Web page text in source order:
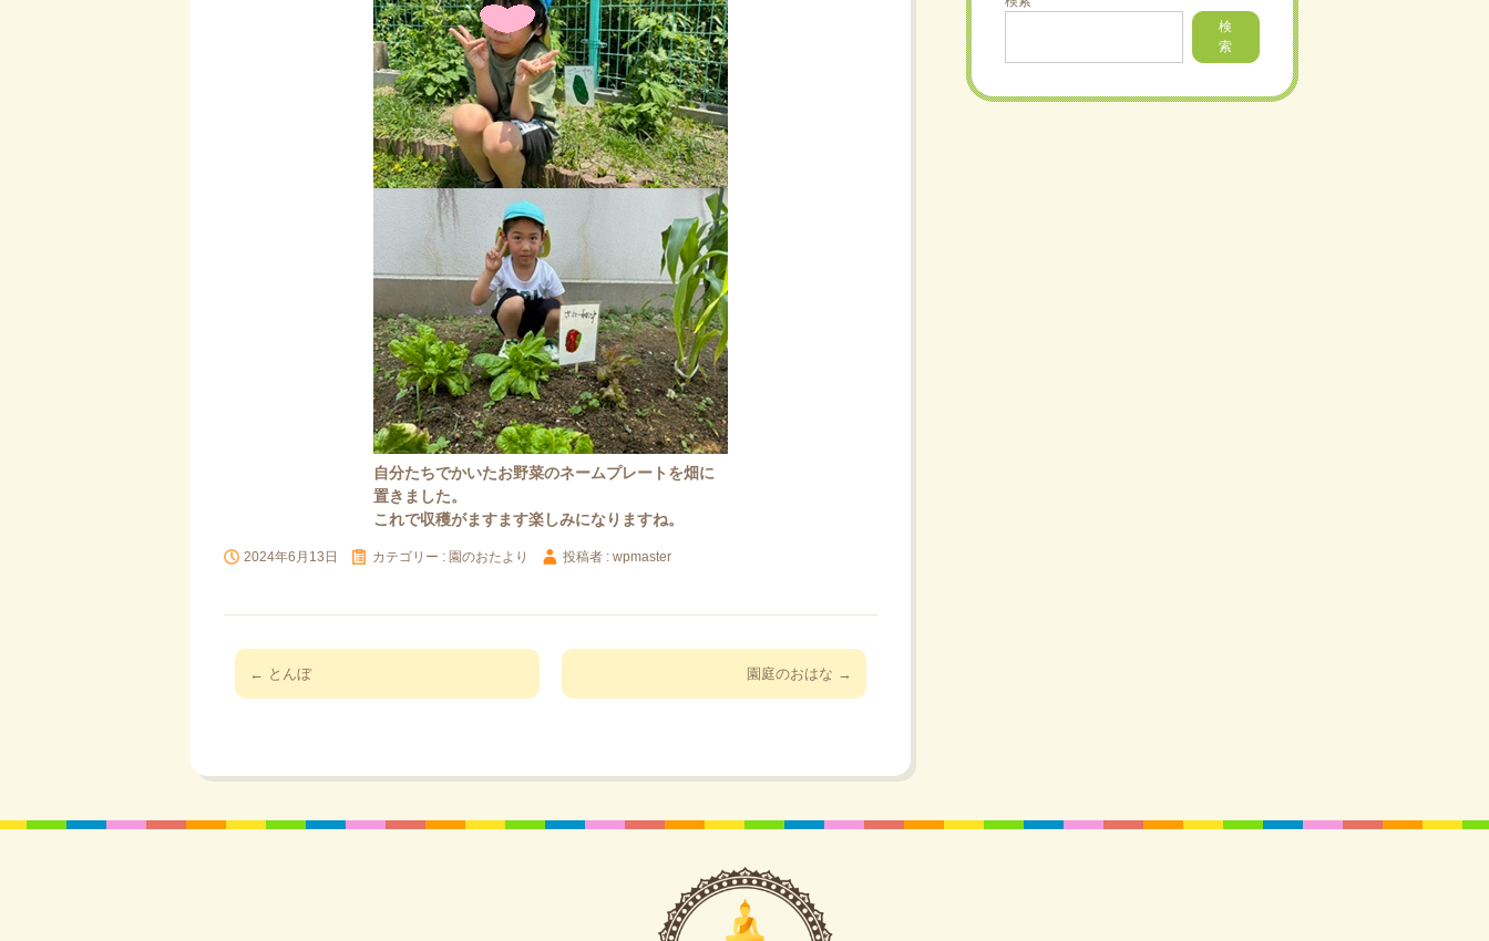
自分たちでかいたお野菜のネームプレートを畑に
置きました。
これで収穫がますます楽しみになりますね。
2024年6月13日 カテゴリー : 園のおたより 投稿者 : wpmaster
投
稿
ゲ
シ
← とんぼ 園庭のおはな →
検
索